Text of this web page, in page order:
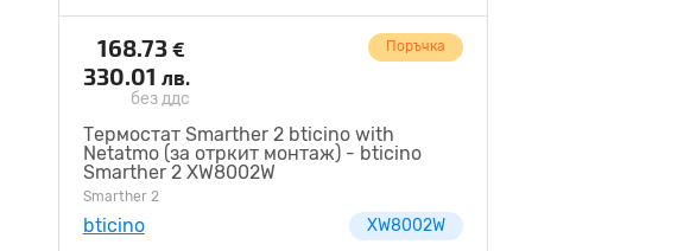
168.73 €
330.01 лв.
без ддс
Поръчка
Термостат Smarther 2 bticino with
Netatmo (за отркит монтаж) - bticino
Smarther 2 XW8002W
Smarther 2
bticino XW8002W